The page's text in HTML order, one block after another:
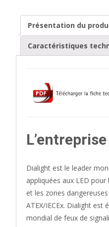
Présentation du
Caractéristiques
Dialight est le leader
appliquées aux LED
et les zones
ATEX/IECEx. Dialight
mondial de feux de